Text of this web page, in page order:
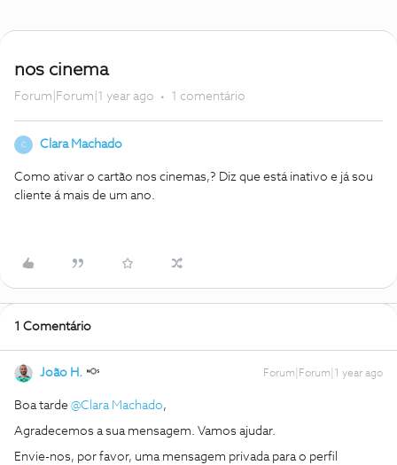
nos cinema
Forum|Forum|1 year ago 1 comentário
C Clara Machado
Como ativar o cartão nos cinemas,? Diz que está inativo e já sou
cliente á mais de um ano.
1 Comentário
João H. Forum|Forum|1 year ago
Boa tarde @Clara Machado,
Agradecemos a sua mensagem. Vamos ajudar.
Envie-nos, por favor, uma mensagem privada para o perfil